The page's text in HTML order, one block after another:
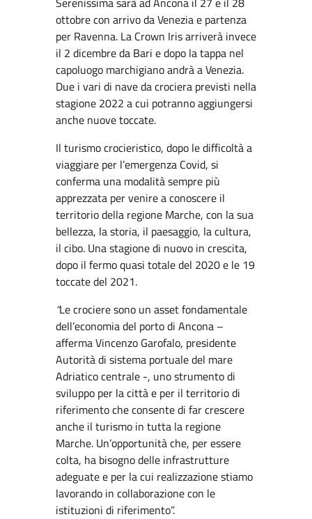
ottobre con arrivo da Venezia e partenza
per Ravenna. La Crown Iris arriverà invece
il 2 dicembre da Bari e dopo la tappa nel
capoluogo marchigiano andrà a Venezia.
Due i vari di nave da crociera previsti nella
stagione 2022 a cui potranno aggiungersi
anche nuove toccate.
Il turismo crocieristico, dopo le difficoltà a
viaggiare per l’emergenza Covid, si
conferma una modalità sempre più
apprezzata per venire a conoscere il
territorio della regione Marche, con la sua
bellezza, la storia, il paesaggio, la cultura,
il cibo. Una stagione di nuovo in crescita,
dopo il fermo quasi totale del 2020 e le 19
toccate del 2021.
“Le crociere sono un asset fondamentale
dell’economia del porto di Ancona –
afferma Vincenzo Garofalo, presidente
Autorità di sistema portuale del mare
Adriatico centrale -, uno strumento di
sviluppo per la città e per il territorio di
riferimento che consente di far crescere
anche il turismo in tutta la regione
Marche. Un’opportunità che, per essere
colta, ha bisogno delle infrastrutture
adeguate e per la cui realizzazione stiamo
lavorando in collaborazione con le
istituzioni di riferimento”.